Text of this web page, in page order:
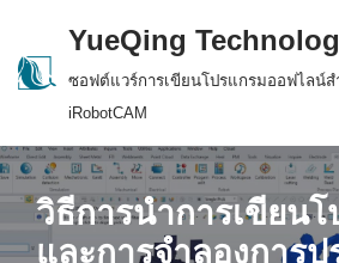
Skip
YueQing
ซอฟต์แวร์การเขียนโปรแกรมออฟไลน์
iRobotCAM
วิธีการนำการเขียนโ
และการจำลองการป